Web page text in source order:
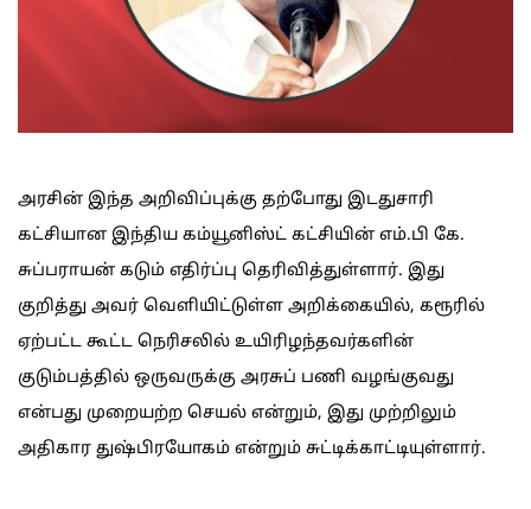
அரசின் இந்த அறிவிப்புக்கு தற்போது இடதுசாரி
கட்சியான இந்திய கம்யூனிஸ்ட் கட்சியின் எம்.பி கே.
சுப்பராயன் கடும் எதிர்ப்பு தெரிவித்துள்ளார். இது
குறித்து அவர் வெளியிட்டுள்ள அறிக்கையில், கரூரில்
ஏற்பட்ட கூட்ட நெரிசலில் உயிரிழந்தவர்களின்
குடும்பத்தில் ஒருவருக்கு அரசுப் பணி வழங்குவது
என்பது முறையற்ற செயல் என்றும், இது முற்றிலும்
அதிகார துஷ்பிரயோகம் என்றும் சுட்டிக்காட்டியுள்ளார்.